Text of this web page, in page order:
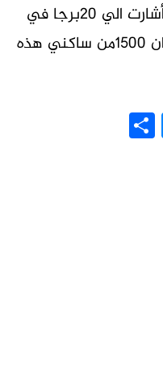
وكانت القناة 12الصهيونية قد أشارت الي 20برجا في
مدينة بات يم سيعاد بناؤها وان 1500من ساكني هذه
Messenger